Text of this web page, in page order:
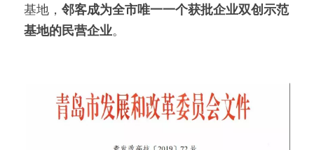
基地， 邻客成为全市唯一一个获批企业双创示范
基地的民营企业。